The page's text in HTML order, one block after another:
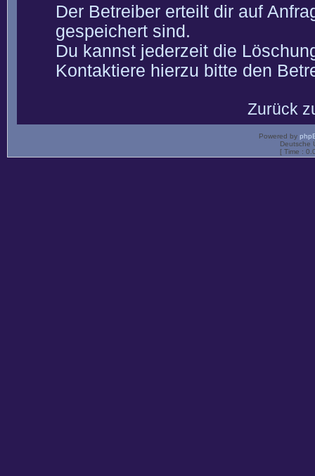
Der Betreiber erteilt dir auf
gespeichert sind.
Du kannst jederzeit die
Kontaktiere hierzu bitte den
Zurück
Powered by
Deutsche
[ Time :